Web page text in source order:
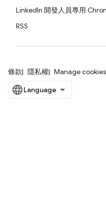
LinkedIn 開發人員專用
RSS
條款 隱私權 Manage cookies